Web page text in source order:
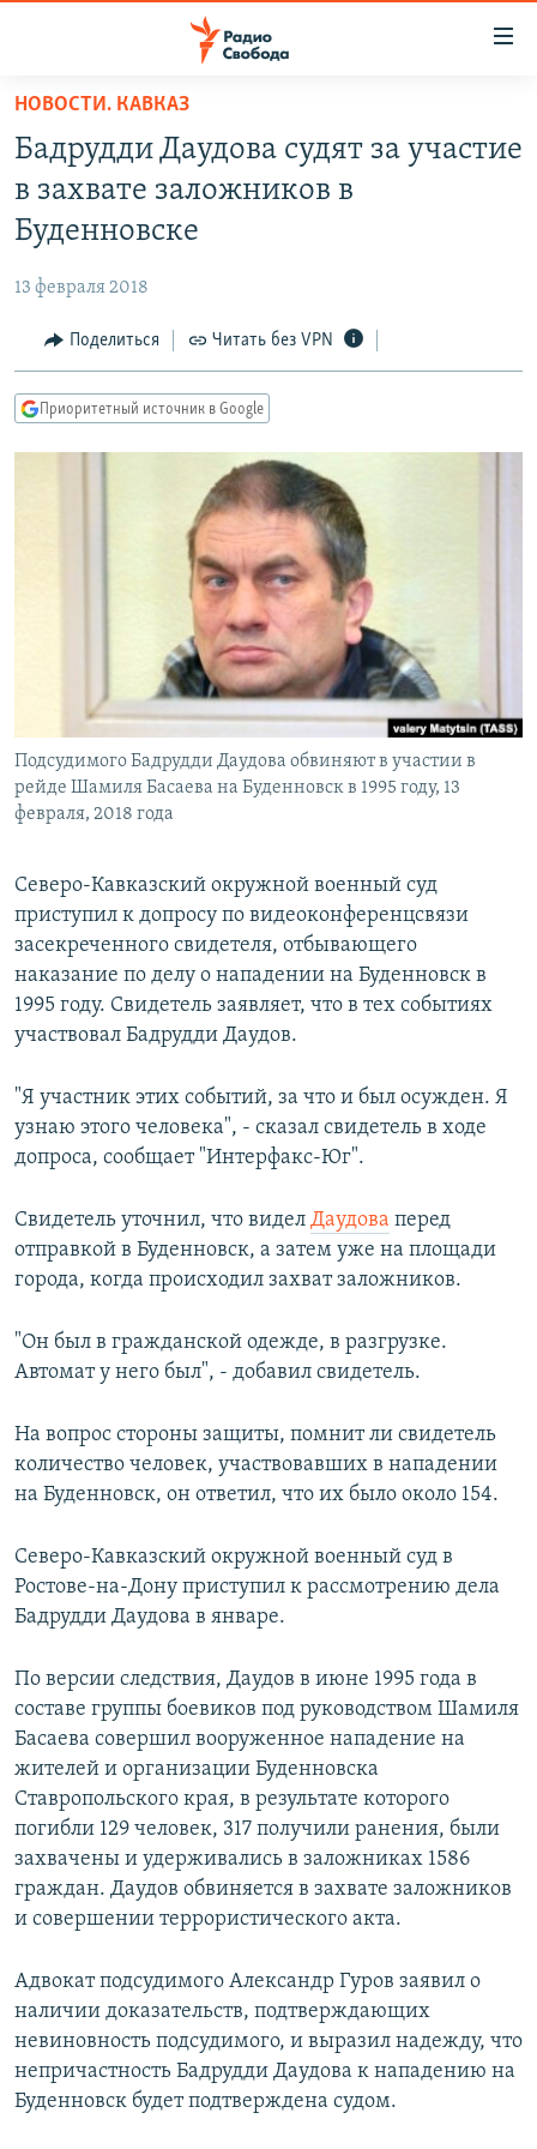
упрощенного
доступа
основному
Вернутся
Вернутся
ПОДКАСТЫ
АВТОРСКИЕ ПРОЕКТЫ
МНЕНИЯ
КУЛЬТУРА
КАВКАЗ.РЕАЛИИ
РАСПИСАНИЕ ВЕЩАНИЯ
ПОДПИШИТЕСЬ НА РАССЫЛКУ
СОЦИАЛЬНЫЕ СЕТИ
Все сайты РСЕ/РС
НОВОСТИ. КАВКАЗ
Бадрудди Даудова судят за участие
в захвате заложников в
Буденновске
13 февраля 2018
Поделиться Читать без VPN
Приоритетный источник в Google
Подсудимого Бадрудди Даудова обвиняют в участии в
рейде Шамиля Басаева на Буденновск в 1995 году, 13
февраля, 2018 года
Северо-Кавказский окружной военный суд
приступил к допросу по видеоконференцсвязи
засекреченного свидетеля, отбывающего
наказание по делу о нападении на Буденновск в
1995 году. Свидетель заявляет, что в тех событиях
участвовал Бадрудди Даудов.
"Я участник этих событий, за что и был осужден. Я
узнаю этого человека", - сказал свидетель в ходе
допроса, сообщает "Интерфакс-Юг".
Свидетель уточнил, что видел Даудова перед
отправкой в Буденновск, а затем уже на площади
города, когда происходил захват заложников.
"Он был в гражданской одежде, в разгрузке.
Автомат у него был", - добавил свидетель.
На вопрос стороны защиты, помнит ли свидетель
количество человек, участвовавших в нападении
на Буденновск, он ответил, что их было около 154.
Северо-Кавказский окружной военный суд в
Ростове-на-Дону приступил к рассмотрению дела
Бадрудди Даудова в январе.
По версии следствия, Даудов в июне 1995 года в
составе группы боевиков под руководством Шамиля
Басаева совершил вооруженное нападение на
жителей и организации Буденновска
Ставропольского края, в результате которого
погибли 129 человек, 317 получили ранения, были
захвачены и удерживались в заложниках 1586
граждан. Даудов обвиняется в захвате заложников
и совершении террористического акта.
Адвокат подсудимого Александр Гуров заявил о
наличии доказательств, подтверждающих
невиновность подсудимого, и выразил надежду, что
непричастность Бадрудди Даудова к нападению на
Буденновск будет подтверждена судом.